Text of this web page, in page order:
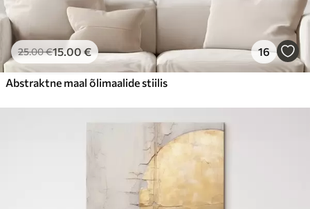
25.00€15.00€ 16
Abstraktne maal õlimaalide stiilis